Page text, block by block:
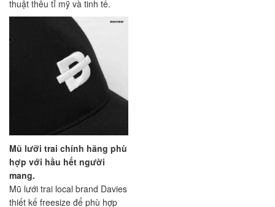
thuật thêu tỉ mỹ và tinh tế.
Mũ lưỡi trai chính hãng phù
hợp với hầu hết người
mang.
Mũ lưới trai local brand Davies
thiết kế freesize để phù hợp